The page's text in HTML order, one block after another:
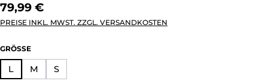
79,99 €
PREISE INKL. MWST. ZZGL. VERSANDKOSTEN
GRÖSSE AUSWÄHLEN
L M S